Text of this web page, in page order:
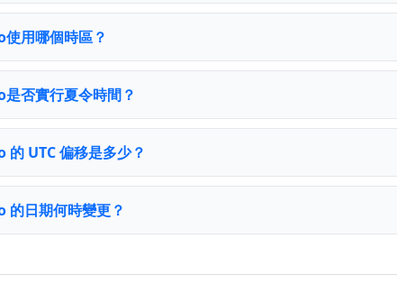
用哪個時區？
否實行夏令時間？
的 UTC 偏移是多少？
的日期何時變更？